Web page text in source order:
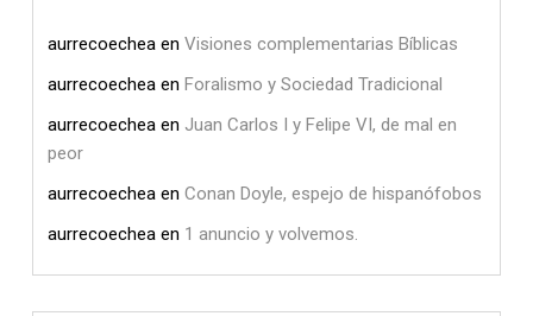
aurrecoechea en Visiones complementarias Bíblicas
aurrecoechea en Foralismo y Sociedad Tradicional
aurrecoechea en Juan Carlos I y Felipe VI, de mal en
peor
aurrecoechea en Conan Doyle, espejo de hispanófobos
aurrecoechea en 1 anuncio y volvemos.